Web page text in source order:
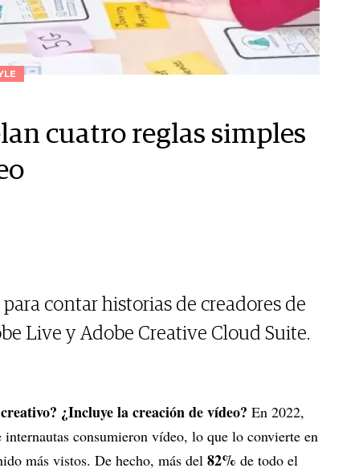
cuatro reglas simples
contar historias de creadores de
Live y Adobe Creative Cloud Suite.
¿Incluye la creación de vídeo? En 2022,
internautas consumieron vídeo, lo que lo convierte en
más vistos. De hecho, más del 82% de todo el